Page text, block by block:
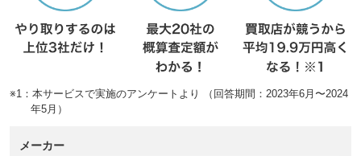
※1：本サービスで実施のアンケートより （回答期間：2023年6月〜2024
年5月）
メーカー